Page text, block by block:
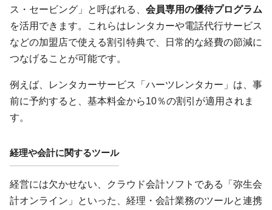
ス・セービング」と呼ばれる、 会員専用の優待プログラム
を活用できます。これらはレンタカーや電話代行サービス
などの加盟店で使える割引特典で、日常的な経費の節減に
つなげることが可能です。
例えば、レンタカーサービス「ハーツレンタカー」は、事
前に予約すると、基本料金から10％の割引が適用されま
す。
経理や会計に関するツール
経営には欠かせない、クラウド会計ソフトである「弥生会
計オンライン」といった、経理・会計業務のツールと連携